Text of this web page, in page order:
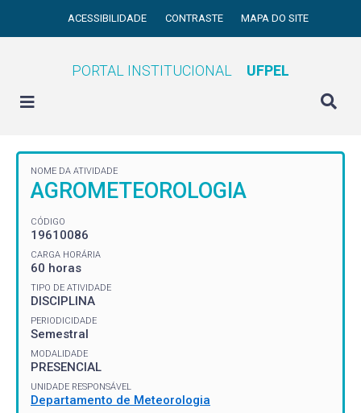
ACESSIBILIDADE CONTRASTE MAPA DO SITE
PORTAL INSTITUCIONAL UFPEL
NOME DA ATIVIDADE
AGROMETEOROLOGIA
CÓDIGO
19610086
CARGA HORÁRIA
60 horas
TIPO DE ATIVIDADE
DISCIPLINA
PERIODICIDADE
Semestral
MODALIDADE
PRESENCIAL
UNIDADE RESPONSÁVEL
Departamento de Meteorologia